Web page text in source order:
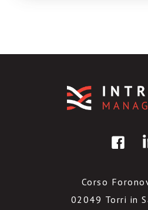
Corso
02049 Torri in